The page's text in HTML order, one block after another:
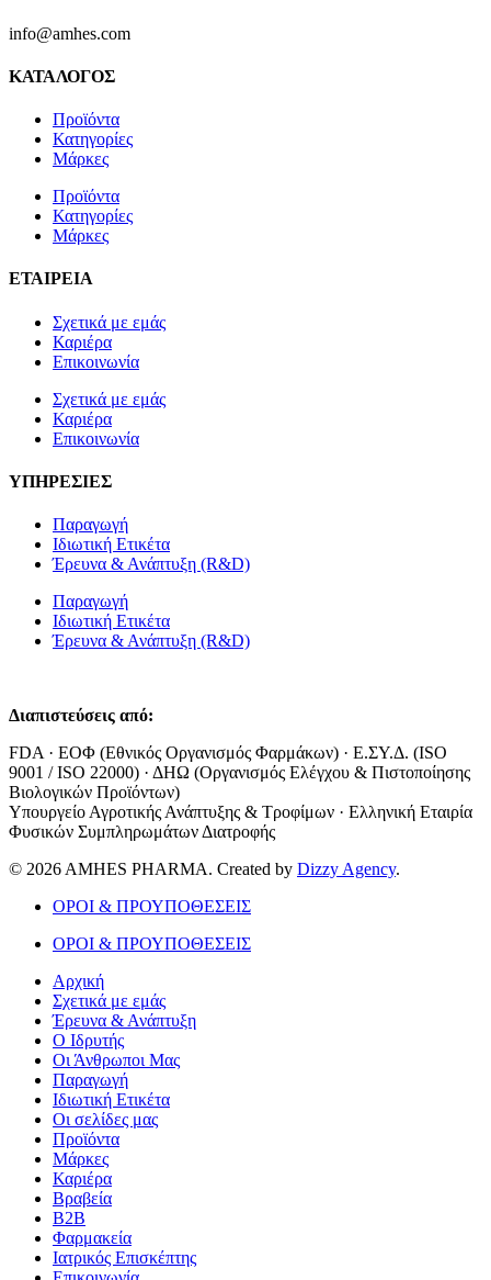
info@amhes.com
ΚΑΤΑΛΟΓΟΣ
Προϊόντα
Κατηγορίες
Μάρκες
Προϊόντα
Κατηγορίες
Μάρκες
ΕΤΑΙΡΕΙΑ
Σχετικά με εμάς
Καριέρα
Επικοινωνία
Σχετικά με εμάς
Καριέρα
Επικοινωνία
ΥΠΗΡΕΣΙΕΣ
Παραγωγή
Ιδιωτική Ετικέτα
Έρευνα & Ανάπτυξη (R&D)
Παραγωγή
Ιδιωτική Ετικέτα
Έρευνα & Ανάπτυξη (R&D)
Διαπιστεύσεις από:
FDA · ΕΟΦ (Εθνικός Οργανισμός Φαρμάκων) · Ε.ΣΥ.Δ. (ISO
9001 / ISO 22000) · ΔΗΩ (Οργανισμός Ελέγχου & Πιστοποίησης
Βιολογικών Προϊόντων)
Υπουργείο Αγροτικής Ανάπτυξης & Τροφίμων · Ελληνική Εταιρία
Φυσικών Συμπληρωμάτων Διατροφής
© 2026 AMHES PHARMA. Created by Dizzy Agency.
ΟΡΟΙ & ΠΡΟΥΠΟΘΕΣΕΙΣ
ΟΡΟΙ & ΠΡΟΥΠΟΘΕΣΕΙΣ
Αρχική
Σχετικά με εμάς
Έρευνα & Ανάπτυξη
Ο Ιδρυτής
Οι Άνθρωποι Μας
Παραγωγή
Ιδιωτική Ετικέτα
Οι σελίδες μας
Προϊόντα
Μάρκες
Καριέρα
Βραβεία
B2B
Φαρμακεία
Ιατρικός Επισκέπτης